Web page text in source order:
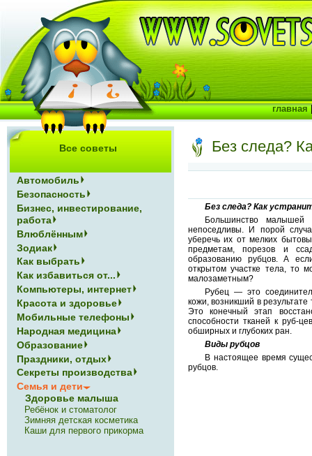
Без следа?
Без следа? Как
Большинство
непоседливы. И порой
уберечь их от мелких
предметам, порезов и
образованию рубцов. А
открытом участке тела, то
малозаметным?
Рубец — это
кожи, возникший в
Это конечный этап
способности тканей к руб-
обширных и глубоких ран.
Виды рубцов
В настоящее время
рубцов.
Все советы
Автомобиль
Безопасность
Бизнес, инвестирование,
работа
Влюблённым
Зодиак
Как выбрать
Как избавиться от...
Компьютеры, интернет
Красота и здоровье
Мобильные телефоны
Народная медицина
Образование
Праздники, отдых
Секреты производства
Семья и дети
Здоровье малыша
Ребёнок и стоматолог
Зимняя детская косметика
Каши для первого прикорма
главная